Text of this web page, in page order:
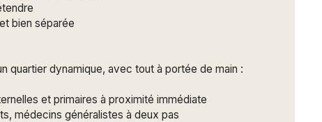
bien séparée
quartier dynamique, avec tout à portée de main :
et primaires à proximité immédiate
médecins généralistes à deux pas